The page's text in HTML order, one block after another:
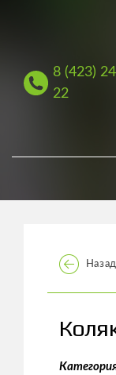
8 (423)
22
Назад